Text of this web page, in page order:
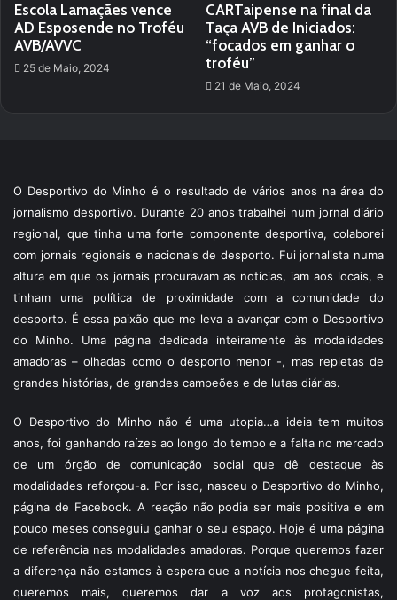
Escola Lamaçães vence
AD Esposende no Troféu
AVB/AVVC
25 de Maio, 2024
CARTaipense na final da
Taça AVB de Iniciados:
“focados em ganhar o
troféu”
21 de Maio, 2024
O Desportivo do Minho é o resultado de vários anos na área do
jornalismo desportivo. Durante 20 anos trabalhei num jornal diário
regional, que tinha uma forte componente desportiva, colaborei
com jornais regionais e nacionais de desporto. Fui jornalista numa
altura em que os jornais procuravam as notícias, iam aos locais, e
tinham uma política de proximidade com a comunidade do
desporto. É essa paixão que me leva a avançar com o Desportivo
do Minho. Uma página dedicada inteiramente às modalidades
amadoras – olhadas como o desporto menor -, mas repletas de
grandes histórias, de grandes campeões e de lutas diárias.
O Desportivo do Minho não é uma utopia…a ideia tem muitos
anos, foi ganhando raízes ao longo do tempo e a falta no mercado
de um órgão de comunicação social que dê destaque às
modalidades reforçou-a. Por isso, nasceu o Desportivo do Minho,
página de Facebook. A reação não podia ser mais positiva e em
pouco meses conseguiu ganhar o seu espaço. Hoje é uma página
de referência nas modalidades amadoras. Porque queremos fazer
a diferença não estamos à espera que a notícia nos chegue feita,
queremos mais, queremos dar a voz aos protagonistas,